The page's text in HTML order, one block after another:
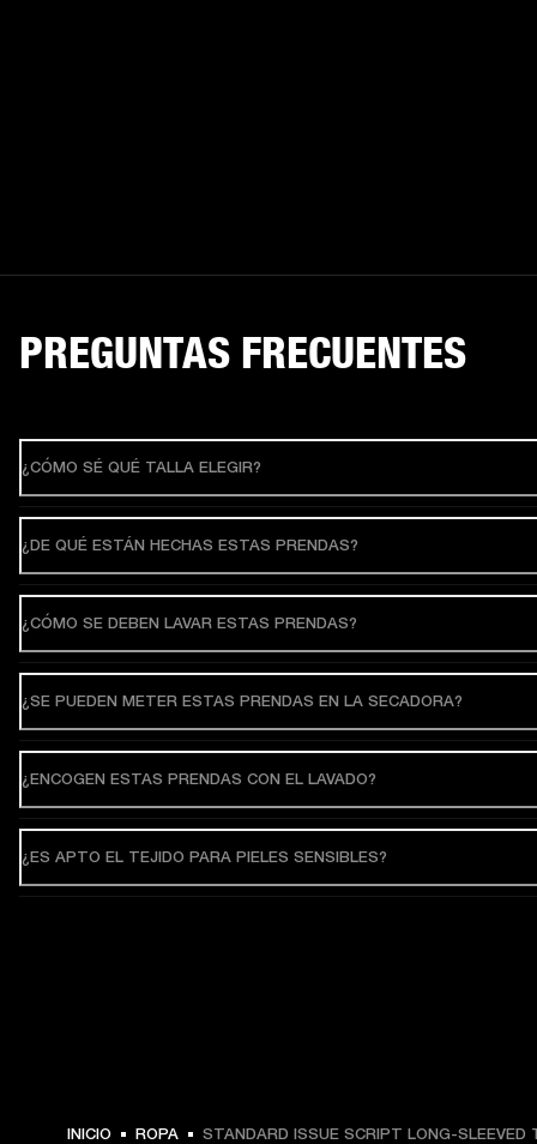
€ 59 -
PREGUNTAS FRECUENTES
¿CÓMO SÉ QUÉ TALLA ELEGIR?
¿DE QUÉ ESTÁN HECHAS ESTAS PRENDAS?
¿CÓMO SE DEBEN LAVAR ESTAS PRENDAS?
¿SE PUEDEN METER ESTAS PRENDAS EN LA SECADORA?
¿ENCOGEN ESTAS PRENDAS CON EL LAVADO?
¿ES APTO EL TEJIDO PARA PIELES SENSIBLES?
INICIO ROPA STANDARD ISSUE SCRIPT LONG-SLEEVED